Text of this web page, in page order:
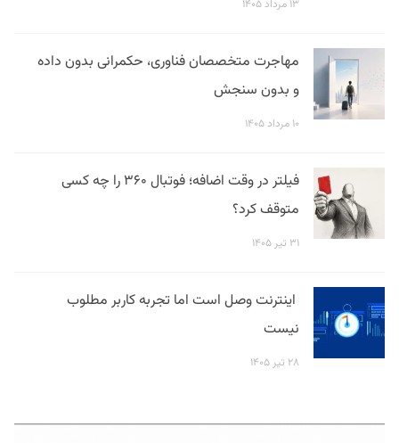
۱۳ مرداد ۱۴۰۵
مهاجرت متخصصان فناوری، حکمرانی بدون داده
و بدون سنجش
۱۰ مرداد ۱۴۰۵
فیلتر در وقت اضافه؛ فوتبال ۳۶۰ را چه کسی
متوقف کرد؟
۳۱ تیر ۱۴۰۵
اینترنت وصل است اما تجربه کاربر مطلوب
نیست
۲۸ تیر ۱۴۰۵